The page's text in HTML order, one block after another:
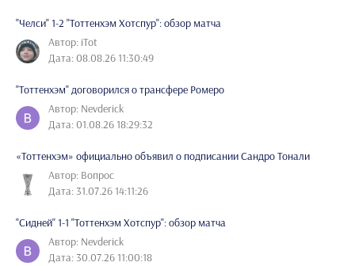
"Челси" 1-2 "Тоттенхэм Хотспур": обзор матча
Автор: iTot
Дата: 08.08.26 11:30:49
"Тоттенхэм" договорился о трансфере Ромеро
Автор: Nevderick
Дата: 01.08.26 18:29:32
«Тоттенхэм» официально объявил о подписании Сандро Тонали
Автор: Вопрос
Дата: 31.07.26 14:11:26
"Сидней" 1-1 "Тоттенхэм Хотспур": обзор матча
Автор: Nevderick
Дата: 30.07.26 11:00:18